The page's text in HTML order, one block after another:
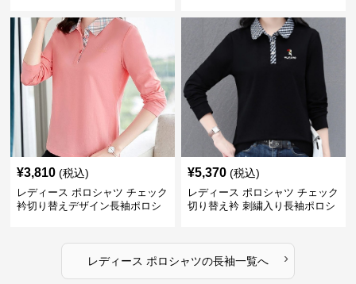
¥3,810 (税込)
レディース ポロシャツ チェック
衿切り替えデザイン長袖ポロシ
¥5,370 (税込)
レディース ポロシャツ チェック
切り替え衿 刺繍入り長袖ポロシ
レディース ポロシャツの長袖一覧へ ›